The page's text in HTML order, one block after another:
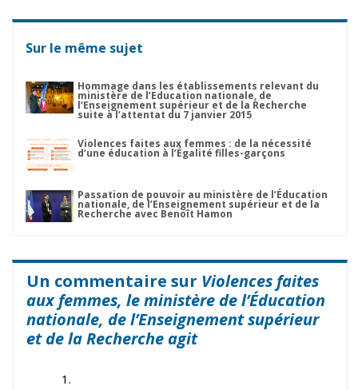
Sur le même sujet
Hommage dans les établissements relevant du
ministère de l’Education nationale, de
l’Enseignement supérieur et de la Recherche
suite à l’attentat du 7 janvier 2015
Violences faites aux femmes : de la nécessité
d’une éducation à l’Égalité filles-garçons
Passation de pouvoir au ministère de l’Éducation
nationale, de l’Enseignement supérieur et de la
Recherche avec Benoît Hamon
Un commentaire sur Violences faites
aux femmes, le ministère de l’Éducation
nationale, de l’Enseignement supérieur
et de la Recherche agit